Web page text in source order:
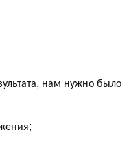
нам нужно было